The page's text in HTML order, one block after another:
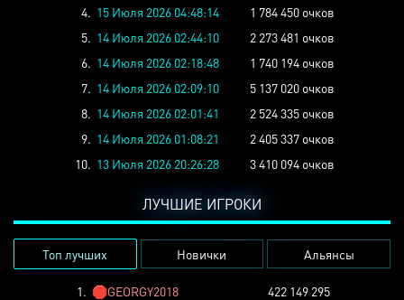
4. 15 Июля 2026 04:48:14
1 784 450 очков
5. 14 Июля 2026 02:44:10
2 273 481 очков
6. 14 Июля 2026 02:18:48
1 740 194 очков
7. 14 Июля 2026 02:09:10
5 137 020 очков
8. 14 Июля 2026 02:01:41
2 524 335 очков
9. 14 Июля 2026 01:08:21
2 405 337 очков
10. 13 Июля 2026 20:26:28 3 410 094 очков
ЛУЧШИЕ ИГРОКИ
Топ лучших Новички Альянсы
1. 🛑GEORGY2018
422 149 295